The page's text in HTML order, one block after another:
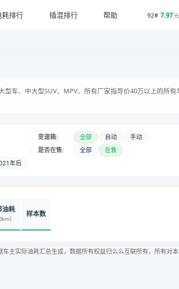
92# 7.97
耗排行 插混排行 帮助
车、中大型SUV、MPV、所有厂家指导价40万以上的所
变速箱: 全部 自动
手动
是否在售: 全部
在售
年后
油耗
）
样本数
主实际油耗汇总生成，数据所有权益归么么互联所有，所有对